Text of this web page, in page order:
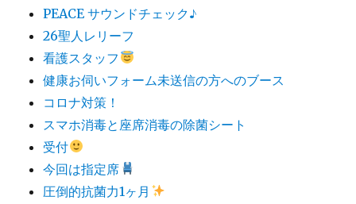
PEACE サウンドチェック♪
26聖人レリーフ
看護スタッフ
健康お伺いフォーム未送信の方へのブース
コロナ対策！
スマホ消毒と座席消毒の除菌シート
受付
今回は指定席
圧倒的抗菌力1ヶ月